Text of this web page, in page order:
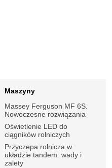
Maszyny
Massey Ferguson MF 6S.
Nowoczesne rozwiązania
Oświetlenie LED do
ciągników rolniczych
Przyczepa rolnicza w
układzie tandem: wady i
zalety